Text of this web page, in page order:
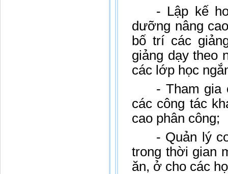
- Lập kế
dưỡng nâng
bố trí các
giảng dạy theo
các lớp học
- Tham gia
các công tác
cao phân công;
- Quản lý
trong thời gian
ăn, ở cho các